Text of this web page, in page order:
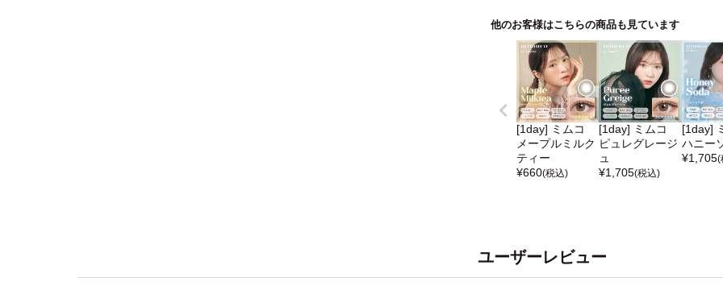
他のお客様はこちらの商品も見ています
[1day] ミムコ
メープルミルク
ティー
¥660(税込)
[1day] ミムコ
ピュレグレージ
ュ
¥1,705(税込)
[1day]
ハニー
¥1,705(
ユーザーレビュー